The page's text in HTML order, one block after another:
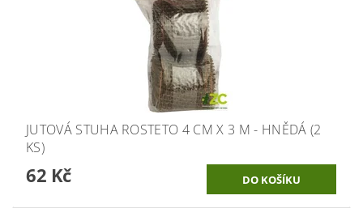
JUTOVÁ STUHA ROSTETO 4 CM X 3 M - HNĚDÁ (2
KS)
62 Kč